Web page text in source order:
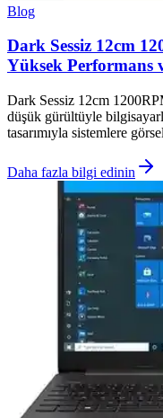
Blog
Dark Sessiz 12cm
Yüksek Performans
Dark Sessiz 12cm
düşük gürültüyle
tasarımıyla sistemlere
Daha fazla bilgi edinin